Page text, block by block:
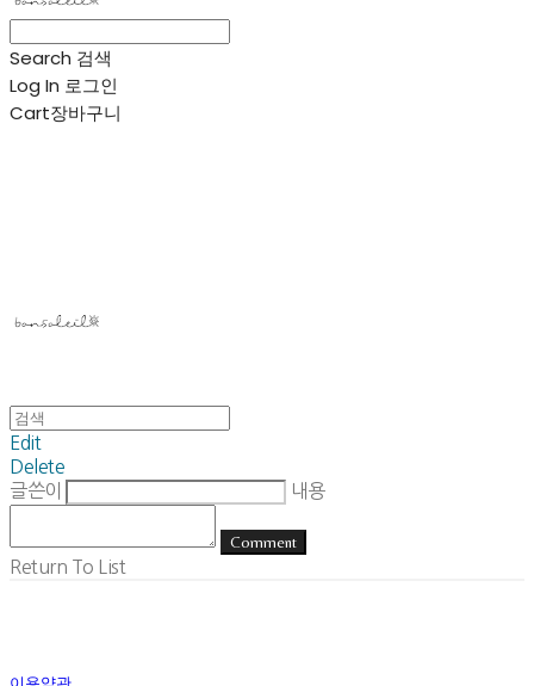
Search 검색
Log In 로그인
Cart장바구니
Edit
Delete
글쓴이
내용
Comment
Return To List